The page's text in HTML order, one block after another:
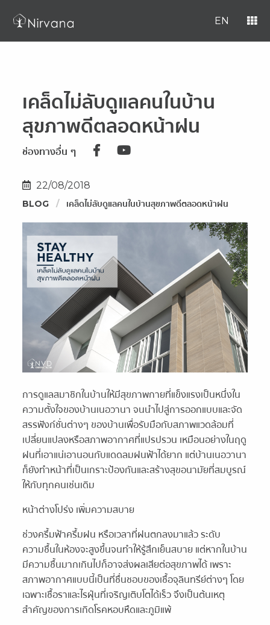
EN
เคล็ดไม่ลับดูแลคนในบ้าน
สุขภาพดีตลอดหน้าฝน
ช่องทางอื่น ๆ
22/08/2018
BLOG เคล็ดไม่ลับดูแลคนในบ้านสุขภาพดีตลอดหน้าฝน
การดูแลสมาชิกในบ้านให้มีสุขภาพกายที่แข็งแรงเป็นหนึ่งใน
ความตั้งใจของบ้านเนอวานา จนนำไปสู่การออกแบบและจัด
สรรฟังก์ชั่นต่างๆ ของบ้านเพื่อรับมือกับสภาพแวดล้อมที่
เปลี่ยนแปลงหรือสภาพอากาศที่แปรปรวน เหมือนอย่างในฤดู
ฝนที่เอาแน่เอานอนกับแดดลมฝนฟ้าได้ยาก แต่บ้านเนอวานา
ก็ยังทำหน้าที่เป็นเกราะป้องกันและสร้างสุขอนามัยที่สมบูรณ์
ให้กับทุกคนเช่นเดิม
หน้าต่างโปร่ง เพิ่มความสบาย
ช่วงครึ้มฟ้าครึ้มฝน หรือเวลาที่ฝนตกลงมาแล้ว ระดับ
ความชื้นในห้องจะสูงขึ้นจนทำให้รู้สึกเย็นสบาย แต่หากในบ้าน
มีความชื้นมากเกินไปก็อาจส่งผลเสียต่อสุขภาพได้ เพราะ
สภาพอากาศแบบนี้เป็นที่ชื่นชอบของเชื้อจุลินทรีย์ต่างๆ โดย
เฉพาะเชื้อราและไรฝุ่นที่เจริญเติบโตได้เร็ว จึงเป็นต้นเหตุ
สำคัญของการเกิดโรคหอบหืดและภูมิแพ้